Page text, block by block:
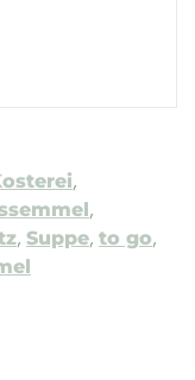
,
,
, Suppe, to go,